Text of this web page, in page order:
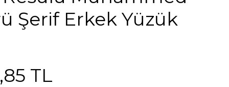
Şerif Erkek Yüzük
TL